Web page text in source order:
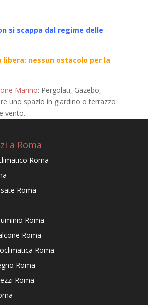
si scappa dal regime delle
nessun ostacolo per la
Marino: Pergolati, Gazebo,
uno spazio in giardino o terrazzo
vento.
a Roma
Roma
Roma
Roma
Roma
Roma
Roma
Roma